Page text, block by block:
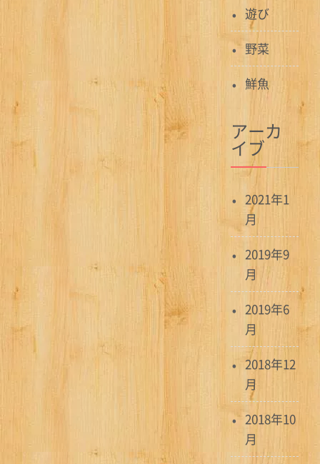
遊び
野菜
鮮魚
アーカ
イブ
2021年1
月
2019年9
月
2019年6
月
2018年12
月
2018年10
月